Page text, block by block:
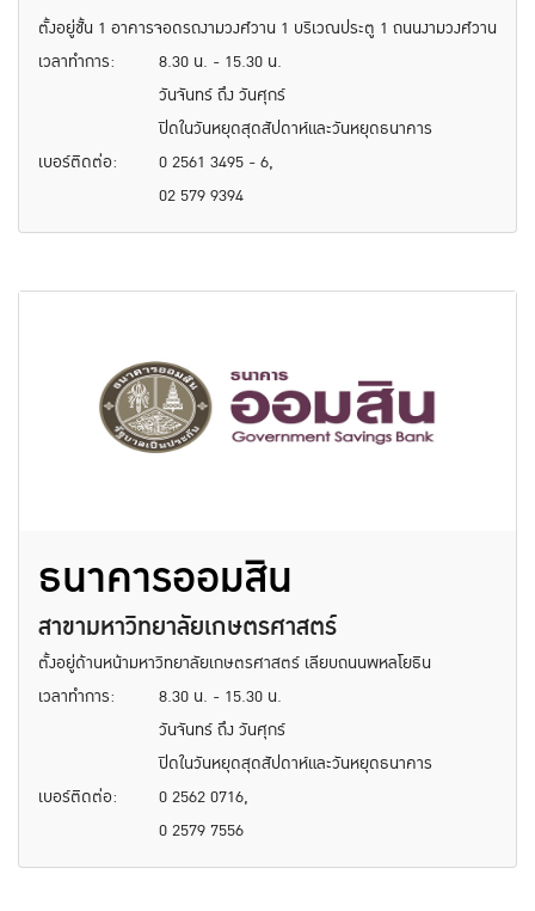
ตั้งอยู่ชั้น 1 อาคารจอดรถงามวงศ์วาน 1 บริเวณประตู 1 ถนนงามวงศ์วาน
เวลาทำการ:
8.30 น. - 15.30 น.
วันจันทร์ ถึง วันศุกร์
ปิดในวันหยุดสุดสัปดาห์และวันหยุดธนาคาร
เบอร์ติดต่อ:
0 2561 3495 - 6,
02 579 9394
ธนาคารออมสิน
สาขามหาวิทยาลัยเกษตรศาสตร์
ตั้งอยู่ด้านหน้ามหาวิทยาลัยเกษตรศาสตร์ เลียบถนนพหลโยธิน
เวลาทำการ:
8.30 น. - 15.30 น.
วันจันทร์ ถึง วันศุกร์
ปิดในวันหยุดสุดสัปดาห์และวันหยุดธนาคาร
เบอร์ติดต่อ:
0 2562 0716,
0 2579 7556